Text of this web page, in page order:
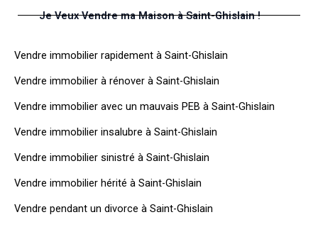
Je Veux Vendre ma Maison à Saint-Ghislain !
Vendre immobilier rapidement à Saint-Ghislain
Vendre immobilier à rénover à Saint-Ghislain
Vendre immobilier avec un mauvais PEB à Saint-Ghislain
Vendre immobilier insalubre à Saint-Ghislain
Vendre immobilier sinistré à Saint-Ghislain
Vendre immobilier hérité à Saint-Ghislain
Vendre pendant un divorce à Saint-Ghislain